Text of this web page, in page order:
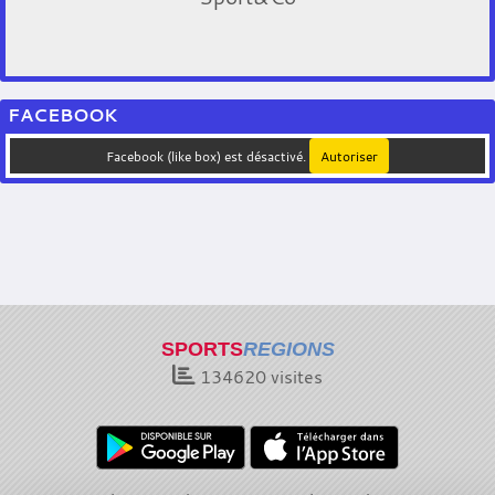
FACEBOOK
Facebook (like box) est désactivé. Autoriser
SPORTSREGIONS
134620visites